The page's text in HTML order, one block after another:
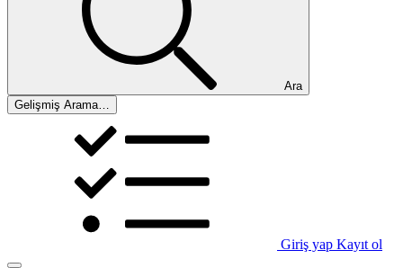
Ara
Gelişmiş Arama…
Giriş yap Kayıt ol